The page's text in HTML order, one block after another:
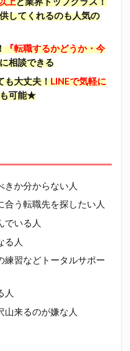
してくれるのも人気の
『転職するかどうか・今
相談できる
も大丈夫！LINEで気軽に
可能★
きか分からない人
う転職先を探したい人
でいる人
る人
練習などトータルサポー
人
山来るのが嫌な人